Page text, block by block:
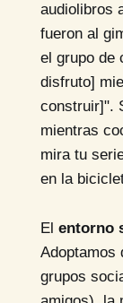
audiolibros
fueron al
el grupo de
disfruto]
construir]".
mientras
mira tu
en la
El entorno
Adoptamos
grupos